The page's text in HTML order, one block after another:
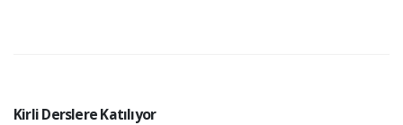
Kirli Derslere Katılıyor